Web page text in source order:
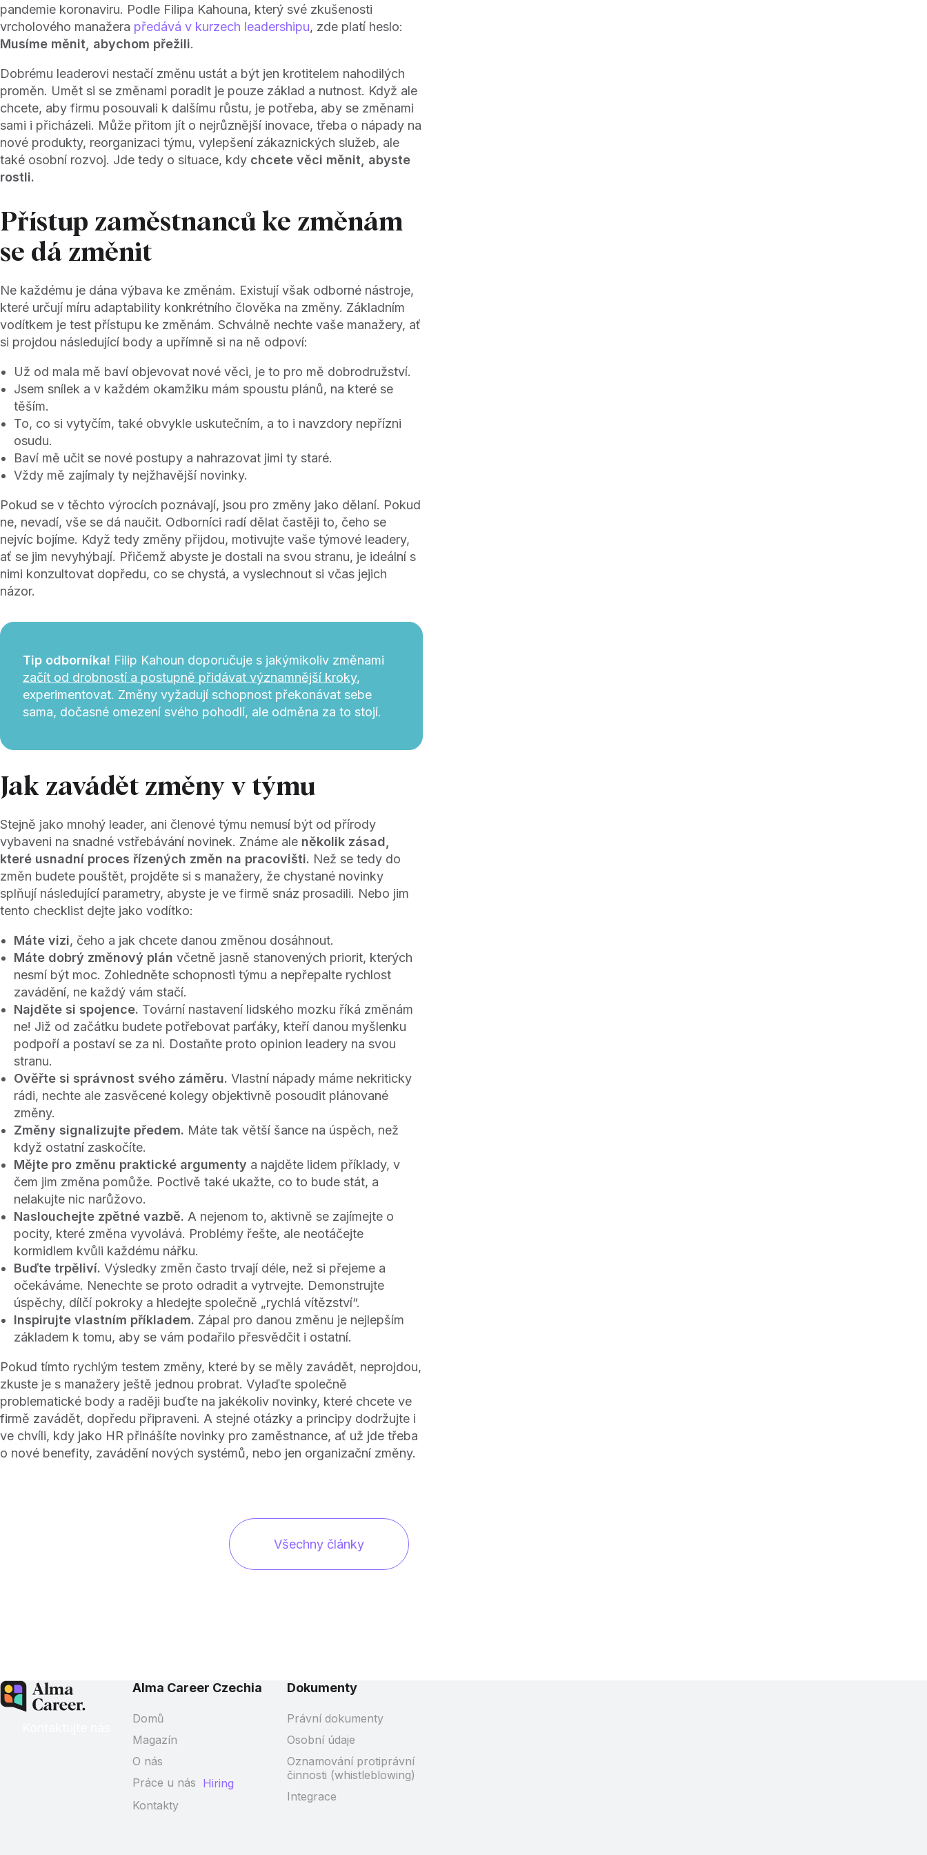
pandemie koronaviru. Podle Filipa Kahouna, který své zkušenosti
vrcholového manažera předává v kurzech leadershipu, zde platí heslo:
Musíme měnit, abychom přežili.
Dobrému leaderovi nestačí změnu ustát a být jen krotitelem nahodilých
proměn. Umět si se změnami poradit je pouze základ a nutnost. Když ale
chcete, aby firmu posouvali k dalšímu růstu, je potřeba, aby se změnami
sami i přicházeli. Může přitom jít o nejrůznější inovace, třeba o nápady na
nové produkty, reorganizaci týmu, vylepšení zákaznických služeb, ale
také osobní rozvoj. Jde tedy o situace, kdy chcete věci měnit, abyste
rostli.
Přístup zaměstnanců ke změnám
se dá změnit
Ne každému je dána výbava ke změnám. Existují však odborné nástroje,
které určují míru adaptability konkrétního člověka na změny. Základním
vodítkem je test přístupu ke změnám. Schválně nechte vaše manažery, ať
si projdou následující body a upřímně si na ně odpoví:
Už od mala mě baví objevovat nové věci, je to pro mě dobrodružství.
Jsem snílek a v každém okamžiku mám spoustu plánů, na které se
těším.
To, co si vytyčím, také obvykle uskutečním, a to i navzdory nepřízni
osudu.
Baví mě učit se nové postupy a nahrazovat jimi ty staré.
Vždy mě zajímaly ty nejžhavější novinky.
Pokud se v těchto výrocích poznávají, jsou pro změny jako dělaní. Pokud
ne, nevadí, vše se dá naučit. Odborníci radí dělat častěji to, čeho se
nejvíc bojíme. Když tedy změny přijdou, motivujte vaše týmové leadery,
ať se jim nevyhýbají. Přičemž abyste je dostali na svou stranu, je ideální s
nimi konzultovat dopředu, co se chystá, a vyslechnout si včas jejich
názor.
Tip odborníka! Filip Kahoun doporučuje s jakýmikoliv změnami
začít od drobností a postupně přidávat významnější kroky,
experimentovat. Změny vyžadují schopnost překonávat sebe
sama, dočasné omezení svého pohodlí, ale odměna za to stojí.
Jak zavádět změny v týmu
Stejně jako mnohý leader, ani členové týmu nemusí být od přírody
vybaveni na snadné vstřebávání novinek. Známe ale několik zásad,
které usnadní proces řízených změn na pracovišti. Než se tedy do
změn budete pouštět, projděte si s manažery, že chystané novinky
splňují následující parametry, abyste je ve firmě snáz prosadili. Nebo jim
tento checklist dejte jako vodítko:
Máte vizi, čeho a jak chcete danou změnou dosáhnout.
Máte dobrý změnový plán včetně jasně stanovených priorit, kterých
nesmí být moc. Zohledněte schopnosti týmu a nepřepalte rychlost
zavádění, ne každý vám stačí.
Najděte si spojence. Tovární nastavení lidského mozku říká změnám
ne! Již od začátku budete potřebovat parťáky, kteří danou myšlenku
podpoří a postaví se za ni. Dostaňte proto opinion leadery na svou
stranu.
Ověřte si správnost svého záměru. Vlastní nápady máme nekriticky
rádi, nechte ale zasvěcené kolegy objektivně posoudit plánované
změny.
Změny signalizujte předem. Máte tak větší šance na úspěch, než
když ostatní zaskočíte.
Mějte pro změnu praktické argumenty a najděte lidem příklady, v
čem jim změna pomůže. Poctivě také ukažte, co to bude stát, a
nelakujte nic narůžovo.
Naslouchejte zpětné vazbě. A nejenom to, aktivně se zajímejte o
pocity, které změna vyvolává. Problémy řešte, ale neotáčejte
kormidlem kvůli každému nářku.
Buďte trpěliví. Výsledky změn často trvají déle, než si přejeme a
očekáváme. Nenechte se proto odradit a vytrvejte. Demonstrujte
úspěchy, dílčí pokroky a hledejte společně „rychlá vítězství“.
Inspirujte vlastním příkladem. Zápal pro danou změnu je nejlepším
základem k tomu, aby se vám podařilo přesvědčit i ostatní.
Pokud tímto rychlým testem změny, které by se měly zavádět, neprojdou,
zkuste je s manažery ještě jednou probrat. Vylaďte společně
problematické body a raději buďte na jakékoliv novinky, které chcete ve
firmě zavádět, dopředu připraveni. A stejné otázky a principy dodržujte i
ve chvíli, kdy jako HR přinášíte novinky pro zaměstnance, ať už jde třeba
o nové benefity, zavádění nových systémů, nebo jen organizační změny.
Všechny články
Alma Career Czechia
Domů
Magazín
O nás
Práce u nás Hiring
Kontakty
Dokumenty
Právní dokumenty
Osobní údaje
Oznamování protiprávní
činnosti (whistleblowing)
Integrace